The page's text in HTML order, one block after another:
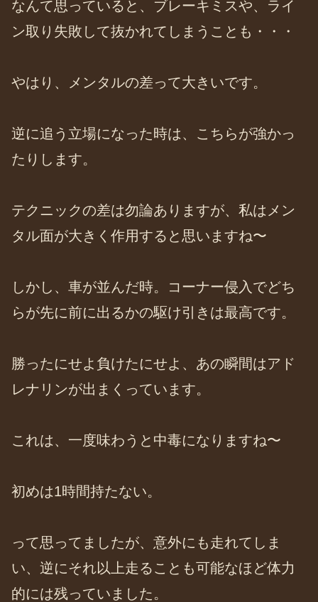
なんて思っていると、ブレーキミスや、ライ
ン取り失敗して抜かれてしまうことも・・・
やはり、メンタルの差って大きいです。
逆に追う立場になった時は、こちらが強かっ
たりします。
テクニックの差は勿論ありますが、私はメン
タル面が大きく作用すると思いますね〜
しかし、車が並んだ時。コーナー侵入でどち
らが先に前に出るかの駆け引きは最高です。
勝ったにせよ負けたにせよ、あの瞬間はアド
レナリンが出まくっています。
これは、一度味わうと中毒になりますね〜
初めは1時間持たない。
って思ってましたが、意外にも走れてしま
い、逆にそれ以上走ることも可能なほど体力
的には残っていました。